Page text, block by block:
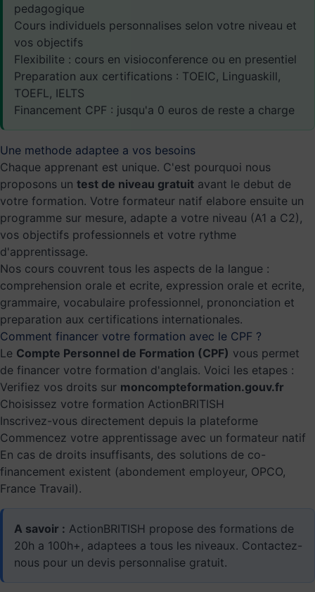
pedagogique
Cours individuels personnalises selon votre niveau et
vos objectifs
Flexibilite : cours en visioconference ou en presentiel
Preparation aux certifications : TOEIC, Linguaskill,
TOEFL, IELTS
Financement CPF : jusqu'a 0 euros de reste a charge
Une methode adaptee a vos besoins
Chaque apprenant est unique. C'est pourquoi nous
proposons un test de niveau gratuit avant le debut de
votre formation. Votre formateur natif elabore ensuite un
programme sur mesure, adapte a votre niveau (A1 a C2),
vos objectifs professionnels et votre rythme
d'apprentissage.
Nos cours couvrent tous les aspects de la langue :
comprehension orale et ecrite, expression orale et ecrite,
grammaire, vocabulaire professionnel, prononciation et
preparation aux certifications internationales.
Comment financer votre formation avec le CPF ?
Le Compte Personnel de Formation (CPF) vous permet
de financer votre formation d'anglais. Voici les etapes :
Verifiez vos droits sur moncompteformation.gouv.fr
Choisissez votre formation ActionBRITISH
Inscrivez-vous directement depuis la plateforme
Commencez votre apprentissage avec un formateur natif
En cas de droits insuffisants, des solutions de co-
financement existent (abondement employeur, OPCO,
France Travail).
A savoir : ActionBRITISH propose des formations de
20h a 100h+, adaptees a tous les niveaux. Contactez-
nous pour un devis personnalise gratuit.